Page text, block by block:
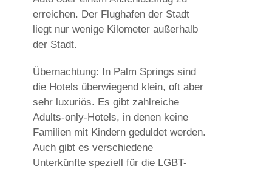
erreichen. Der Flughafen der Stadt
liegt nur wenige Kilometer außerhalb
der Stadt.
Übernachtung: In Palm Springs sind
die Hotels überwiegend klein, oft aber
sehr luxuriös. Es gibt zahlreiche
Adults-only-Hotels, in denen keine
Familien mit Kindern geduldet werden.
Auch gibt es verschiedene
Unterkünfte speziell für die LGBT-